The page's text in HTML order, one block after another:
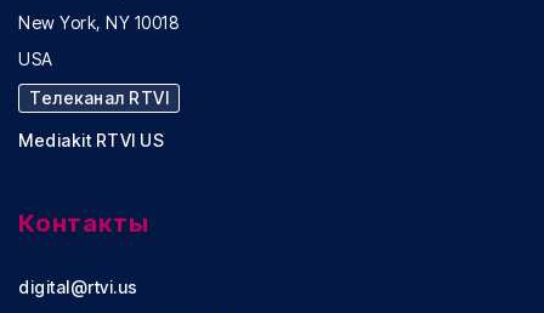
New York, NY 10018
USA
Телеканал RTVI
Mediakit RTVI US
Контакты
digital@rtvi.us